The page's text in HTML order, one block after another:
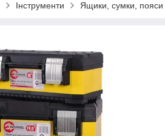
Інструменти Ящики, сумки, пояси